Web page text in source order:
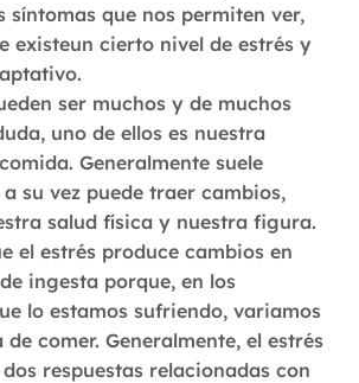
síntomas que nos permiten ver,
existeun cierto nivel de estrés y
ser muchos y de muchos
uno de ellos es nuestra
Generalmente suele
su vez puede traer cambios,
salud física y nuestra figura.
el estrés produce cambios en
ingesta porque, en los
lo estamos sufriendo, variamos
comer. Generalmente, el estrés
respuestas relacionadas con